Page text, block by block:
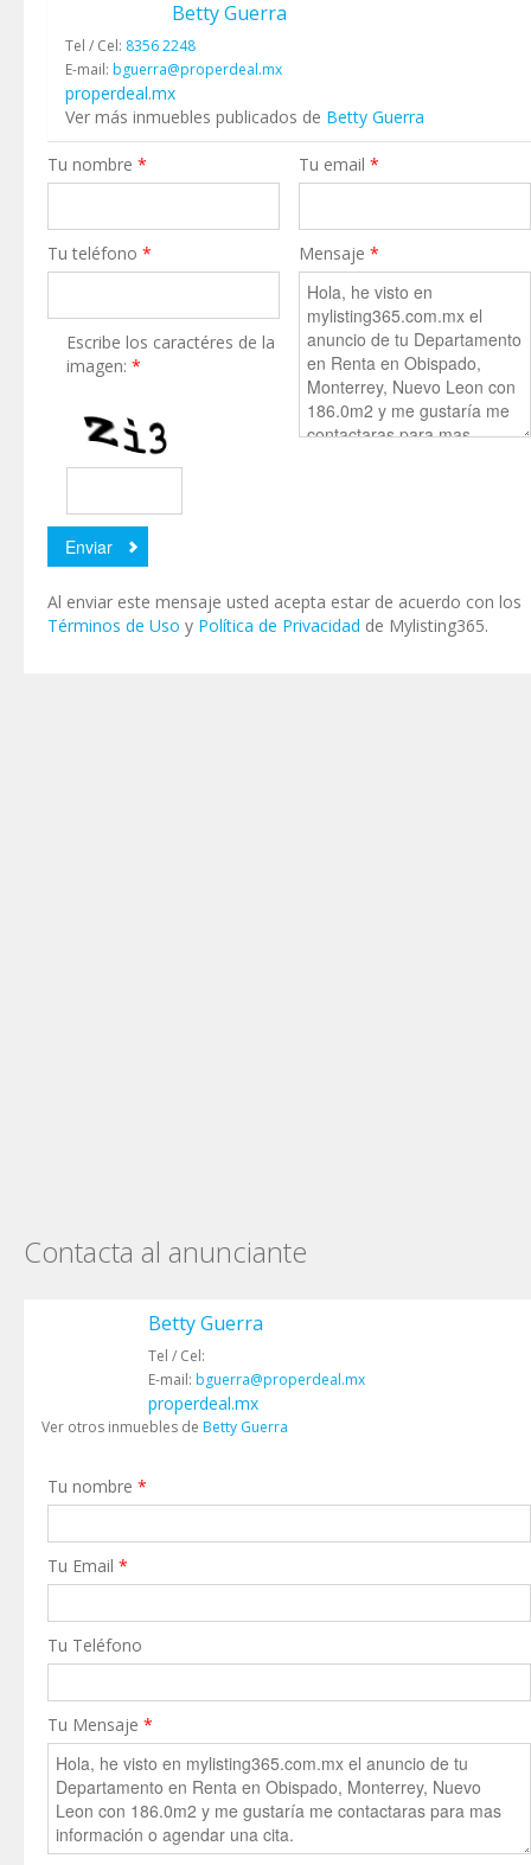
Betty Guerra
Tel / Cel: 8356 2248
E-mail: bguerra@properdeal.mx
properdeal.mx
Ver más inmuebles publicados de Betty Guerra
Tu nombre * Tu email*
Tu teléfono * Mensaje*
Escribe los caractéres de la
imagen:*
Al enviar este mensaje usted acepta estar de acuerdo con los
Términos de Uso y Política de Privacidad de Mylisting365.
Contacta al anunciante
Betty Guerra
Tel / Cel:
E-mail: bguerra@properdeal.mx
properdeal.mx
Ver otros inmuebles de Betty Guerra
Tu nombre *
Tu Email *
Tu Teléfono
Tu Mensaje *